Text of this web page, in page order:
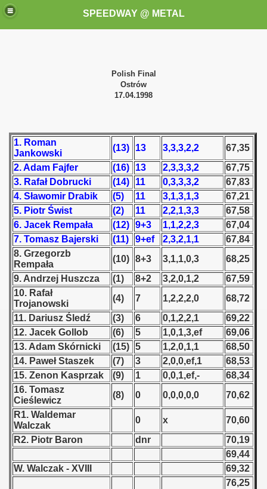
SPEEDWAY @ METAL
Polish Final
Ostrów
17.04.1998
1. Roman
Jankowski
(13) 13 3,3,3,2,2
67,35
2. Adam Fajfer
(16) 13 2,3,3,3,2
67,75
3. Rafał Dobrucki
(14) 11 0,3,3,3,2
67,83
4. Sławomir Drabik
(5) 11 3,1,3,1,3
67,21
5. Piotr Świst
(2) 11 2,2,1,3,3
67,58
6. Jacek Rempała
(12) 9+3 1,1,2,2,3
67,04
7. Tomasz Bajerski
(11) 9+ef 2,3,2,1,1
67,84
8. Grzegorzb
Rempała
(10) 8+3 3,1,1,0,3
68,25
9. Andrzej Huszcza
(1) 8+2 3,2,0,1,2
67,59
10. Rafał
Trojanowski
(4) 7 1,2,2,2,0
68,72
11. Dariusz Śledź
(3) 6 0,1,2,2,1
69,22
12. Jacek Gollob
(6) 5 1,0,1,3,ef
69,06
13. Adam Skórnicki
(15) 5 1,2,0,1,1
68,50
14. Paweł Staszek
(7) 3 2,0,0,ef,1
68,53
15. Zenon Kasprzak
(9) 1 0,0,1,ef,-
68,34
16. Tomasz
Cieślewicz
(8) 0 0,0,0,0,0
70,62
R1. Waldemar
Walczak
0 x
70,60
R2. Piotr Baron
dnr
70,19
69,44
W. Walczak - XVIII
69,32
76,25
these speedway programms)
(My speedway programmes to exchange or sale)
Świata (World Speedway Championship)
- 1952